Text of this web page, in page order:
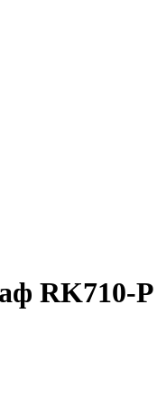
RK710-P